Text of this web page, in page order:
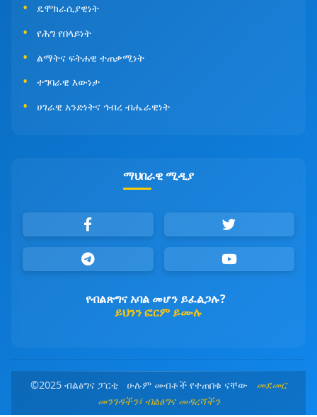
ዴሞክራሲያዊነት
የሕግ የበላይነት
ልማትና ፍትሐዊ ተጠቃሚነት
ተግባራዊ እውነታ
ሀገራዊ አንድነትና ኅብረ ብሔራዊነት
ማህበራዊ ሚዲያ
የብልጽግና አባል መሆን ይፈልጋሉ?
ይህንን ፎርም ይሙሉ
©2025 ብልፅግና ፓርቲ ሁሉም መብቶች የተጠበቁ ናቸው መደመር
መንገዳችን፤ ብልፅግና መዳረሻችን